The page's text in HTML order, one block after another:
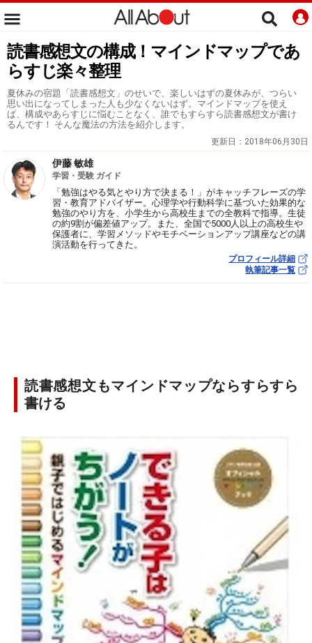
読書感想文の構成！マインドマップであ
らすじ楽々整理
夏休みの宿題「読書感想文」のせいで、楽しいはずの夏休みが、つらい
思い出になってしまった人も少なくないはず。マインドマップを使え
ば、構成やあらすじに悩むことなく、誰でもすらすら読書感想文が書け
るんです！ そんな魔法の方法を紹介します。
更新日： 2018年06月30日
伊藤 敏雄
学習・受験 ガイド
「勉強はやる気とやり方で決まる！」がキャッチフレーズの学
習・教育アドバイザー。心理学や行動科学に基づいた効果的な
勉強のやり方を、小学生から高校生までの全教科で指導。生徒
の約9割が偏差値アップ。また、全国で5000人以上の高校生や
保護者に、学習メソッドやモチベーションアップ講座などの講
演活動を行ってきた。
プロフィール詳細
執筆記事一覧
読書感想文もマインドマップならすらすら
書ける